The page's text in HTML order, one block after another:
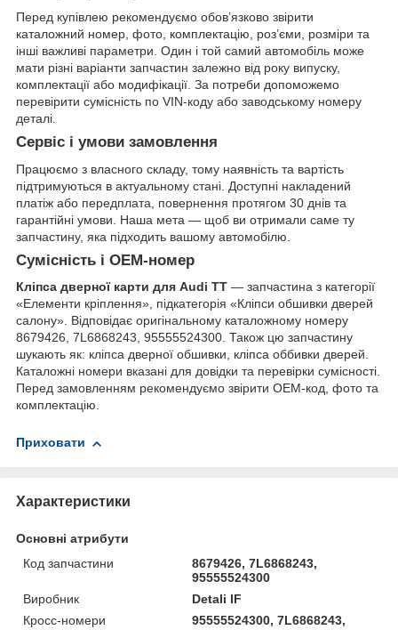
Перед купівлею рекомендуємо обов’язково звірити
каталожний номер, фото, комплектацію, роз’єми, розміри та
інші важливі параметри. Один і той самий автомобіль може
мати різні варіанти запчастин залежно від року випуску,
комплектації або модифікації. За потреби допоможемо
перевірити сумісність по VIN-коду або заводському номеру
деталі.
Сервіс і умови замовлення
Працюємо з власного складу, тому наявність та вартість
підтримуються в актуальному стані. Доступні накладений
платіж або передплата, повернення протягом 30 днів та
гарантійні умови. Наша мета — щоб ви отримали саме ту
запчастину, яка підходить вашому автомобілю.
Сумісність і OEM-номер
Кліпса дверної карти для Audi TT — запчастина з категорії
«Елементи кріплення», підкатегорія «Кліпси обшивки дверей
салону». Відповідає оригінальному каталожному номеру
8679426, 7L6868243, 95555524300. Також цю запчастину
шукають як: кліпса дверної обшивки, кліпса оббивки дверей.
Каталожні номери вказані для довідки та перевірки сумісності.
Перед замовленням рекомендуємо звірити OEM-код, фото та
комплектацію.
Приховати
Характеристики
Основні атрибути
Код запчастини
8679426, 7L6868243,
95555524300
Виробник
Detali IF
Кросс-номери
95555524300, 7L6868243,